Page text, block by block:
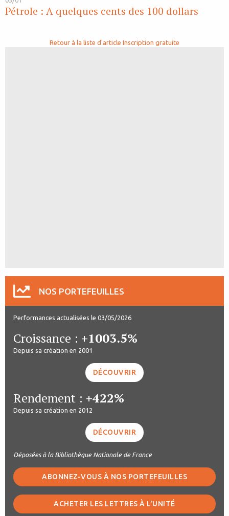
Pétrole : A quelques cents des 100 dollars
Retour à la liste d'article Inscription gratuite
NOS PORTEFEUILLES
Performances actualisées le 03/05/2026
Croissance : +1003.5%
Depuis sa création en 2001
DÉCOUVRIR
Rendement : +422%
Depuis sa création en 2012
DÉCOUVRIR
Déposées à la Bibliothèque Nationale de France
ABONNEZ-VOUS À NOS PORTEFEUILLES
ACHETER LES LETTRES À L'UNITÉ